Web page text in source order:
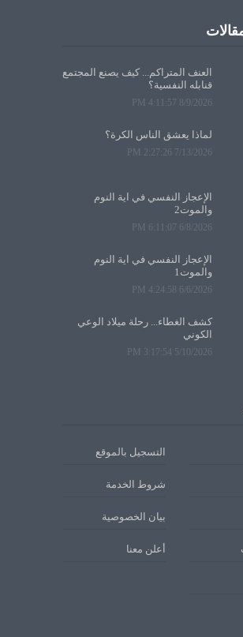
العنف المتراكم... كيف يصنع المجتمع
قنابله النفسية؟
8/9/2026 4:11:57 PM
لماذا يعشق الناس الكرة؟
7/13/2026 2:27:26 PM
الإعجاز النفسي في آية النوم
والموت2
6/8/2026 6:11:07 PM
الإعجاز النفسي في آية النوم
والموت1
6/6/2026 4:24:58 PM
كشف الغطاء... رحلة ميلاد الوعي
الكوني
5/10/2026 3:17:54 PM
التسجيل بالموقع
شروط الخدمة
بيان الخصوصية
أعلن معنا